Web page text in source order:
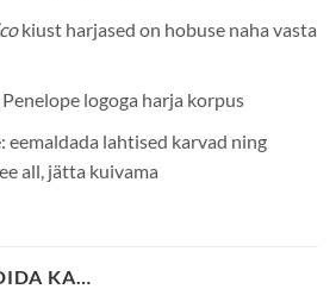
kiust harjased on hobuse naha vasta
logoga harja korpus
eemaldada lahtised karvad ning
all, jätta kuivama
KA…